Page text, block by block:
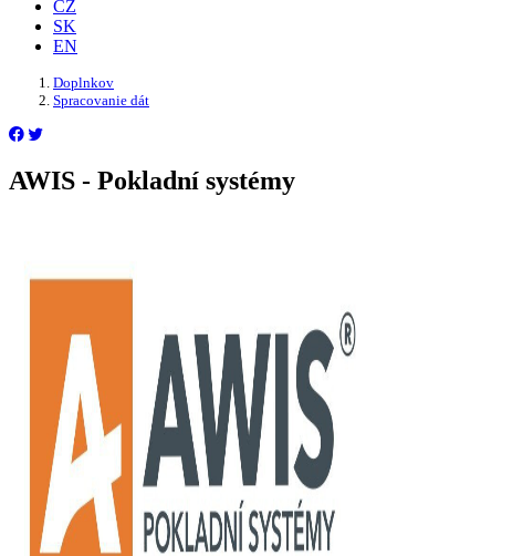
CZ
SK
EN
Doplnkov
Spracovanie dát
AWIS - Pokladní systémy